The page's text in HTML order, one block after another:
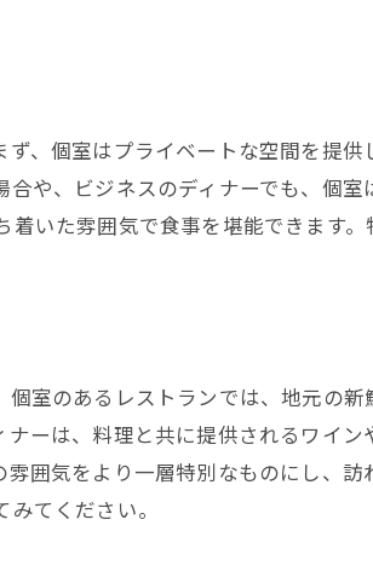
安心の川口市ディナー個室
で家族向けの個室ディナー
過ごす川口市のディナー
室レストランでお祝いディナー
に最適な川口市ディナー個室
過ごす特別な川口市ディナー
、個室はプライベートな空間を提
や、ビジネスのディナーでも、個
いた雰囲気で食事を堪能できます
室のあるレストランでは、地元の新
ーは、料理と共に提供されるワイ
囲気をより一層特別なものにし、
てください。